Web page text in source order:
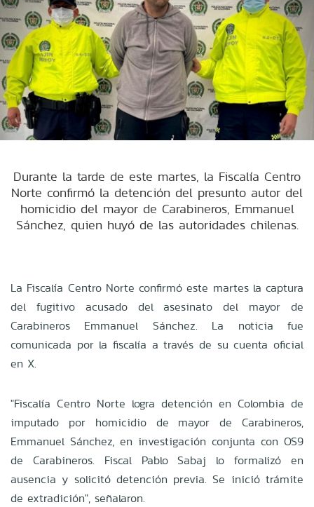
Durante la tarde de este martes, la Fiscalía Centro
Norte confirmó la detención del presunto autor del
homicidio del mayor de Carabineros, Emmanuel
Sánchez, quien huyó de las autoridades chilenas.
La Fiscalía Centro Norte confirmó este martes la captura
del fugitivo acusado del asesinato del mayor de
Carabineros Emmanuel Sánchez. La noticia fue
comunicada por la fiscalía a través de su cuenta oficial
en X.
"Fiscalía Centro Norte logra detención en Colombia de
imputado por homicidio de mayor de Carabineros,
Emmanuel Sánchez, en investigación conjunta con OS9
de Carabineros. Fiscal Pablo Sabaj lo formalizó en
ausencia y solicitó detención previa. Se inició trámite
de extradición", señalaron.